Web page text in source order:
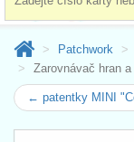
Patchwork
Zarovnávač hran
← patentky MINI